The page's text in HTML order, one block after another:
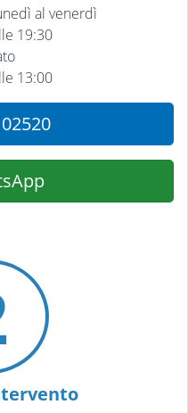
al venerdì
19:30
13:00